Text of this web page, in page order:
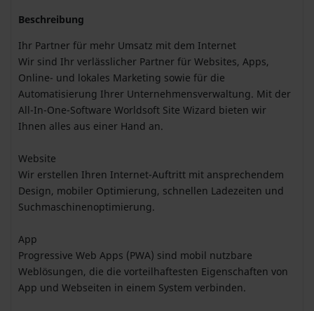
Beschreibung
Ihr Partner für mehr Umsatz mit dem Internet
Wir sind Ihr verlässlicher Partner für Websites, Apps,
Online- und lokales Marketing sowie für die
Automatisierung Ihrer Unternehmensverwaltung. Mit der
All-In-One-Software Worldsoft Site Wizard bieten wir
Ihnen alles aus einer Hand an.
Website
Wir erstellen Ihren Internet-Auftritt mit ansprechendem
Design, mobiler Optimierung, schnellen Ladezeiten und
Suchmaschinenoptimierung.
App
Progressive Web Apps (PWA) sind mobil nutzbare
Weblösungen, die die vorteilhaftesten Eigenschaften von
App und Webseiten in einem System verbinden.